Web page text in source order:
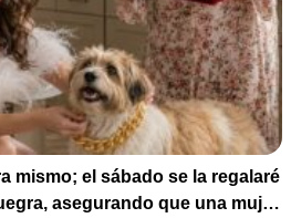
mismo; el sábado se la regalaré
asegurando que una mujer